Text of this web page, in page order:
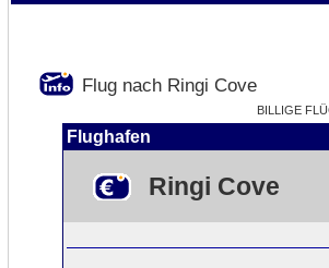
Flug nach Ringi Cove
BILLIGE
Flughafen
Ringi Cove